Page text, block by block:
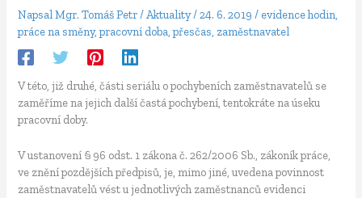
NapsalMgr. Tomáš Petr / Aktuality/24. 6. 2019 / evidence hodin
práce na směny,pracovní doba ,přesčas zaměstnavatel
V této, již druhé, části seriálu o pochybeních zaměstnavatelů se
zaměříme na jejich další častá pochybení, tentokráte na úseku
pracovní doby.
V ustanovení § 96 odst. 1 zákona č. 262/2006 Sb., zákoník práce,
ve znění pozdějších předpisů, je, mimo jiné, uvedena povinnost
zaměstnavatelů vést u jednotlivých zaměstnanců evidenci